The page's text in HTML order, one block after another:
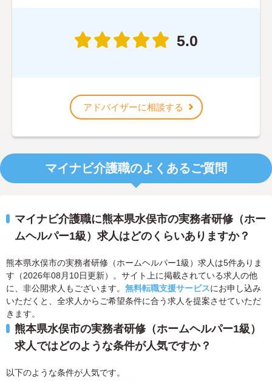
5.0
アドバイザーに相談する
マイナビ介護職のよくあるご質問
マイナビ介護職に熊本県水俣市の実務者研修（ホー
ムヘルパー1級）求人はどのくらいありますか？
熊本県水俣市の実務者研修（ホームヘルパー1級）求人は5件ありま
す（2026年08月10日更新）。サイト上に掲載されている求人の他
に、非公開求人もございます。 無料転職支援サービスにお申し込み
いただくと、全求人からご希望条件に合う求人を提案させていただ
きます。
熊本県水俣市の実務者研修（ホームヘルパー1級）
求人ではどのような条件が人気ですか？
以下のような条件が人気です。